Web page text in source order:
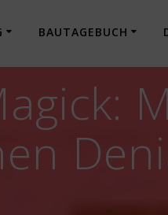
BAUTAGEBUCH